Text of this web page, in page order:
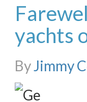
yachts
ByJimmy